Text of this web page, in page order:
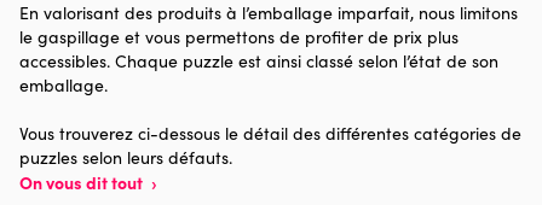
48.000 pièces)
Provenance Made in France
Nombre de pièces 1000 pièces
Dimensions
En valorisant des produits à l’emballage imparfait, nous limitons
le gaspillage et vous permettons de profiter de prix plus
accessibles. Chaque puzzle est ainsi classé selon l’état de son
emballage.
Vous trouverez ci-dessous le détail des différentes catégories de
puzzles selon leurs défauts.
On vous dit tout ›